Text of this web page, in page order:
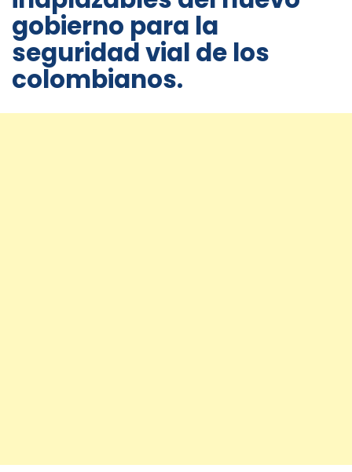
gobierno para la
seguridad vial de los
colombianos.